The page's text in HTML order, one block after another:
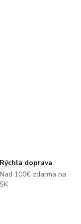
doprava
100€ zdarma na